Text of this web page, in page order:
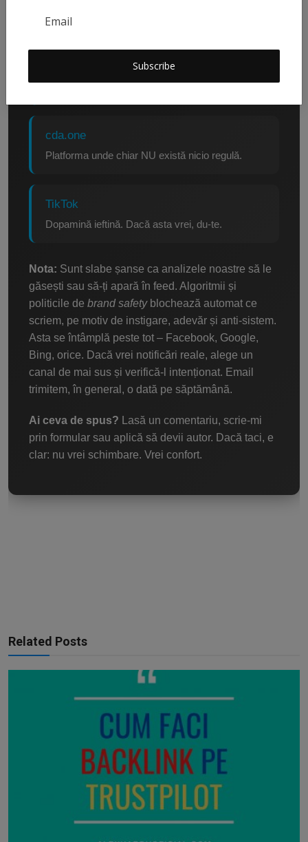
Subscribe
Fast-track direct. Notificat instant.
Pentru cei care nu suportă călușul digital.
cda.one
Platforma unde chiar NU există nicio regulă.
TikTok
Dopamină ieftină. Dacă asta vrei, du-te.
Nota: Sunt slabe șanse ca analizele noastre să le
găsești sau să-ți apară în feed. Algoritmii și
politicile de brand safetyblochează automat ce
scriem, pe motiv de instigare, adevăr și anti-sistem.
Asta se întâmplă peste tot – Facebook, Google,
Bing, orice. Dacă vrei notificări reale, alege un
canal de mai sus și verifică-l intenționat. Email
trimitem, în general, o dată pe săptămână.
Ai ceva de spus? Lasă un comentariu, scrie-mi
prin formular sau aplică să devii autor. Dacă taci, e
clar: nu vrei schimbare. Vrei confort.
Related Posts